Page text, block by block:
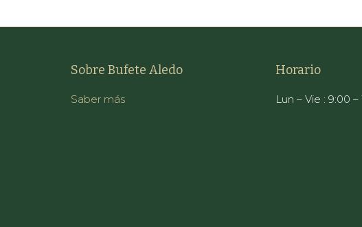
Sobre Bufete Aledo
Saber más
Horario
Lun – Vie : 9:00 –